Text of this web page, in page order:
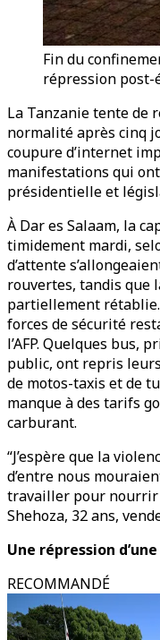
Fin du
répression post-
La Tanzanie tente de
normalité après cinq
coupure d’internet
manifestations qui
présidentielle et
À Dar es Salaam, la
timidement mardi,
d’attente
rouvertes, tandis que
partiellement
forces de sécurité
l’AFP. Quelques bus,
public, ont repris
de motos-taxis et de
manque à des tarifs
carburant.
“J’espère que la
d’entre nous
travailler pour nourrir
Shehoza, 32 ans,
Une répression
RECOMMANDÉ